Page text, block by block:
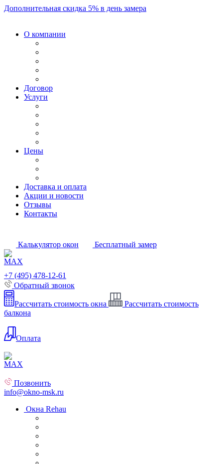
Дополнительная скидка 5% в день замера
О компании
Договор
Услуги
Цены
Доставка и оплата
Акции и новости
Отзывы
Контакты
Калькулятор окон Бесплатный замер
+7 (495) 478-12-61
Обратный звонок
Рассчитать стоимость окна
Рассчитать стоимость
балкона
Оплата
Позвонить
info@okno-msk.ru
Окна Rehau